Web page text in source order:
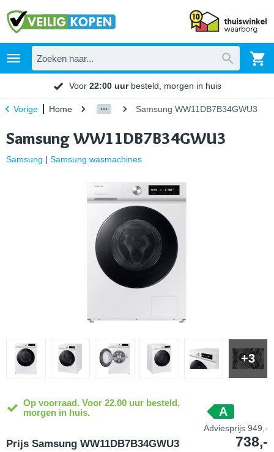
Voor 22:00 uurbesteld, morgen in huis
Vorige Home Samsung WW11DB7B34GWU3
Samsung WW11DB7B34GWU3
Samsung | Samsung wasmachines
+3
Op voorraad. Voor 22.00 uur besteld,
morgen in huis.
A
Prijs Samsung WW11DB7B34GWU3
Adviesprijs 949,-
738,-